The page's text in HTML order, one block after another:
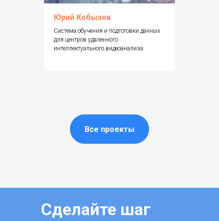
Юрий Кобызев
Cистема обучения и подготовки данных
для центров удаленного
интеллектуального видеоанализа
Все проекты
Сделайте шаг